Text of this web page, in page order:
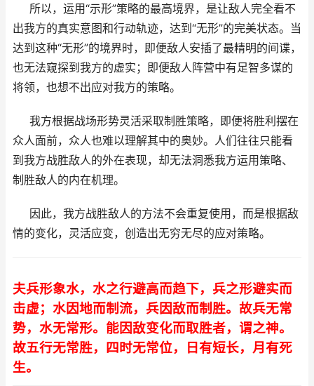
所以，运用“示形”策略的最高境界，是让敌人完全看不
出我方的真实意图和行动轨迹，达到“无形”的完美状态。当
达到这种“无形”的境界时，即便敌人安插了最精明的间谍，
也无法窥探到我方的虚实；即便敌人阵营中有足智多谋的
将领，也想不出应对我方的策略。
我方根据战场形势灵活采取制胜策略，即便将胜利摆在
众人面前，众人也难以理解其中的奥妙。人们往往只能看
到我方战胜敌人的外在表现，却无法洞悉我方运用策略、
制胜敌人的内在机理。
因此，我方战胜敌人的方法不会重复使用，而是根据敌
情的变化，灵活应变，创造出无穷无尽的应对策略。
夫兵形象水，水之行避高而趋下，兵之形避实而
击虚；水因地而制流，兵因敌而制胜。故兵无常
势，水无常形。能因敌变化而取胜者，谓之神。
故五行无常胜，四时无常位，日有短长，月有死
生。